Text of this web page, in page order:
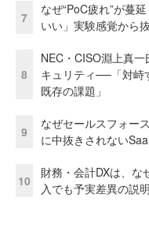
7
なぜ“PoC疲れ”が蔓
いい」実験感覚から
8
NEC・CISO淵上真
キュリティ──「対峙
既存の課題」
9
なぜセールスフォー
に中抜きされない
10
財務・会計DXは、
入でも予実差異の